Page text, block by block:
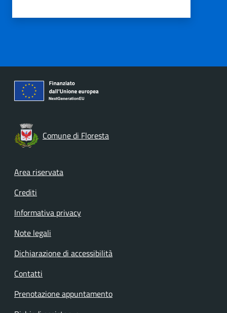
Comune di Floresta
Footer menu
Area riservata
Crediti
Informativa privacy
Note legali
Dichiarazione di accessibilità
Contatti
Prenotazione appuntamento